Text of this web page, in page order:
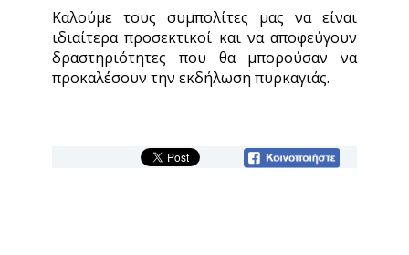
Καλούμε τους συμπολίτες μας να είναι
ιδιαίτερα προσεκτικοί και να αποφεύγουν
δραστηριότητες που θα μπορούσαν να
προκαλέσουν την εκδήλωση πυρκαγιάς.